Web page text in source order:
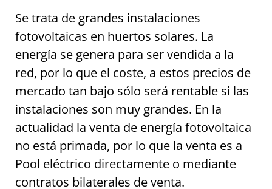
Se trata de grandes instalaciones
fotovoltaicas en huertos solares. La
energía se genera para ser vendida a la
red, por lo que el coste, a estos precios de
mercado tan bajo sólo será rentable si las
instalaciones son muy grandes. En la
actualidad la venta de energía fotovoltaica
no está primada, por lo que la venta es a
Pool eléctrico directamente o mediante
contratos bilaterales de venta.